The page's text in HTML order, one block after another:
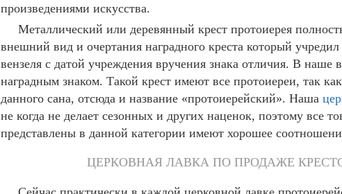
произведениями искусства.
Металлический или деревянный крест протоиерея
внешний вид и очертания наградного креста который
вензеля с датой учреждения вручения знака отличия. В наше
наградным знаком. Такой крест имеют все протоиереи, так
данного сана, отсюда и название «протоиерейский». Наша
не когда не делает сезонных и других наценок, поэтому все
представлены в данной категории имеют хорошее
ЦЕРКОВНАЯ ЛАВКА ПО ПРОДАЖЕ